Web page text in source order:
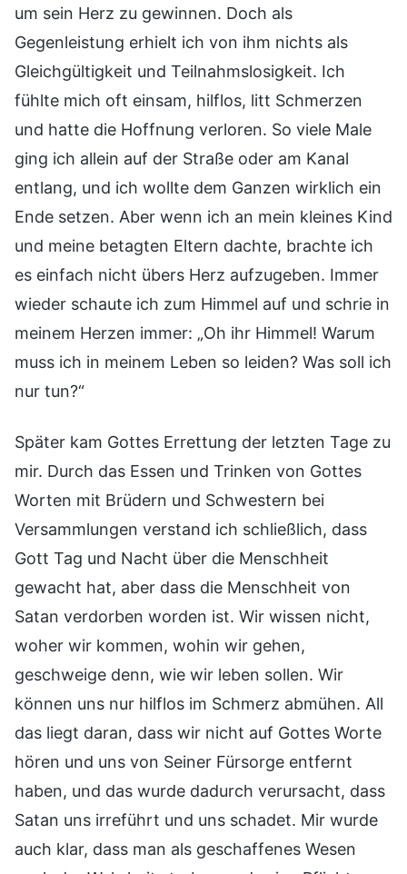
um sein Herz zu gewinnen. Doch als
Gegenleistung erhielt ich von ihm nichts als
Gleichgültigkeit und Teilnahmslosigkeit. Ich
fühlte mich oft einsam, hilflos, litt Schmerzen
und hatte die Hoffnung verloren. So viele Male
ging ich allein auf der Straße oder am Kanal
entlang, und ich wollte dem Ganzen wirklich ein
Ende setzen. Aber wenn ich an mein kleines Kind
und meine betagten Eltern dachte, brachte ich
es einfach nicht übers Herz aufzugeben. Immer
wieder schaute ich zum Himmel auf und schrie in
meinem Herzen immer: „Oh ihr Himmel! Warum
muss ich in meinem Leben so leiden? Was soll ich
nur tun?“
Später kam Gottes Errettung der letzten Tage zu
mir. Durch das Essen und Trinken von Gottes
Worten mit Brüdern und Schwestern bei
Versammlungen verstand ich schließlich, dass
Gott Tag und Nacht über die Menschheit
gewacht hat, aber dass die Menschheit von
Satan verdorben worden ist. Wir wissen nicht,
woher wir kommen, wohin wir gehen,
geschweige denn, wie wir leben sollen. Wir
können uns nur hilflos im Schmerz abmühen. All
das liegt daran, dass wir nicht auf Gottes Worte
hören und uns von Seiner Fürsorge entfernt
haben, und das wurde dadurch verursacht, dass
Satan uns irreführt und uns schadet. Mir wurde
auch klar, dass man als geschaffenes Wesen